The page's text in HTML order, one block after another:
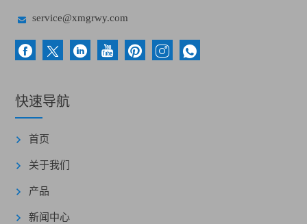
 service@xmgrwy.com
快速导航
首页
关于我们
产品
新闻中心